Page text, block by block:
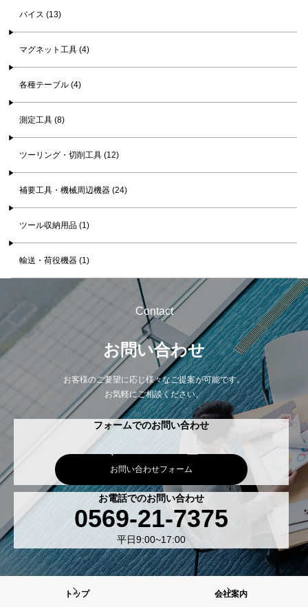
バイス (13)
マグネット工具 (4)
各種テーブル (4)
測定工具 (8)
ツーリング・切削工具 (12)
補要工具・機械周辺機器 (24)
ツール収納用品 (1)
輸送・荷役機器 (1)
Contact
お問い合わせ
お客様のご要望に応じ様々なご提案が可能です。
お気軽にご相談ください。
フォームでのお問い合わせ
お問い合わせフォーム
お電話でのお問い合わせ
0569-21-7375
平日9:00~17:00
トップ 会社案内